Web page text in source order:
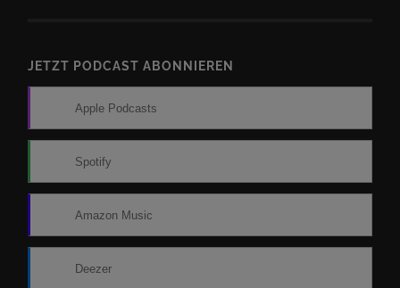
JETZT PODCAST ABONNIEREN
Apple Podcasts
Spotify
Amazon Music
Deezer